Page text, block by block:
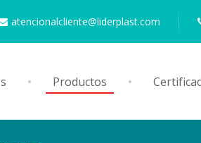
atencionalcliente@liderplast.com
Productos